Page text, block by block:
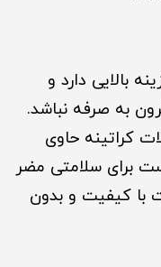
بالایی دارد و
به صرفه نباشد.
کراتینه حاوی
برای سلامتی مضر
با کیفیت و بدون